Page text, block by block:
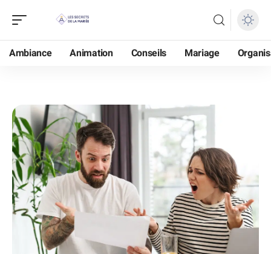
Ambiance Animation Conseils Mariage